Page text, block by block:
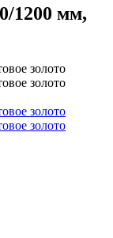
1200 мм,